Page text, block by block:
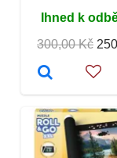
Ihned k
300,00 Kč